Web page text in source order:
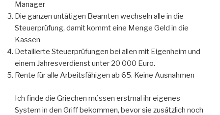
Manager
Die ganzen untätigen Beamten wechseln alle in die
Steuerprüfung, damit kommt eine Menge Geld in die
Kassen
Detailierte Steuerprüfungen bei allen mit Eigenheim und
einem Jahresverdienst unter 20 000 Euro.
Rente für alle Arbeitsfähigen ab 65. Keine Ausnahmen
Ich finde die Griechen müssen erstmal ihr eigenes
System in den Griff bekommen, bevor sie zusätzlich noch